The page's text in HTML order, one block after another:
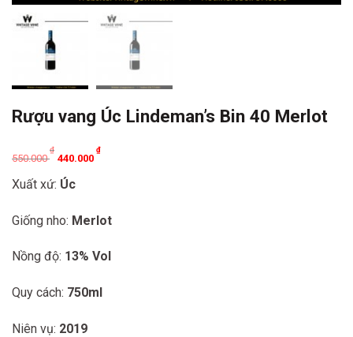
Rượu vang Úc Lindeman’s Bin 40 Merlot
550.000
₫
Original
price
was:
550.000 ₫.
440.000
₫
Current
price
is:
440.000 ₫.
Xuất xứ: Úc
Giống nho: Merlot
Nồng độ: 13% Vol
Quy cách: 750ml
Niên vụ: 2019